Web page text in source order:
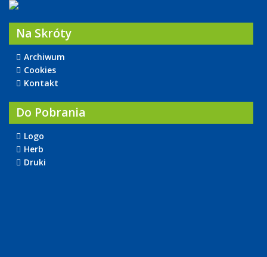
Na Skróty
Archiwum
Cookies
Kontakt
Do Pobrania
Logo
Herb
Druki